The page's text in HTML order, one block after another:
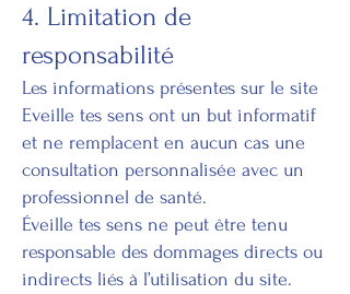
4. Limitation de
responsabilité
Les informations présentes sur le site
Eveille tes sens ont un but informatif
et ne remplacent en aucun cas une
consultation personnalisée avec un
professionnel de santé.
Éveille tes sens ne peut être tenu
responsable des dommages directs ou
indirects liés à l’utilisation du site.